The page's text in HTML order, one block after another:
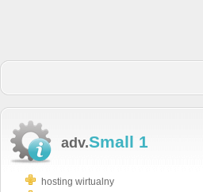
adv.Small 1
hosting wirtualny